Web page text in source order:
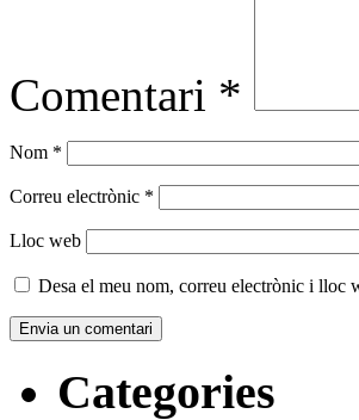
Comentari *
Nom *
Correu electrònic *
Lloc web
Desa el meu nom, correu electrònic i lloc
Categories